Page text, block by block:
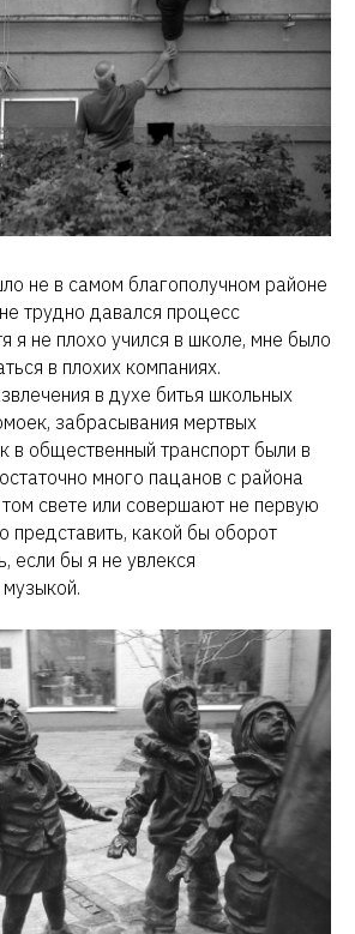
не в самом благополучном районе
трудно давался процесс
я не плохо учился в школе, мне было
в плохих компаниях.
в духе битья школьных
забрасывания мертвых
в общественный транспорт были в
много пацанов с района
свете или совершают не первую
какой бы оборот
если бы я не увлекся